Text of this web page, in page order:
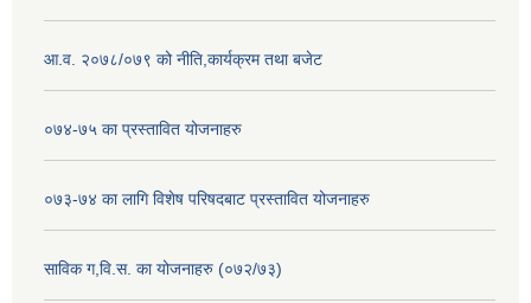
आ.व. २०७८/०७९ को नीति,कार्यक्रम तथा बजेट
०७४-७५ का प्रस्तावित योजनाहरु
०७३-७४ का लागि विशेष परिषदबाट प्रस्तावित योजनाहरु
साविक ग,वि.स. का योजनाहरु (०७२/७३)